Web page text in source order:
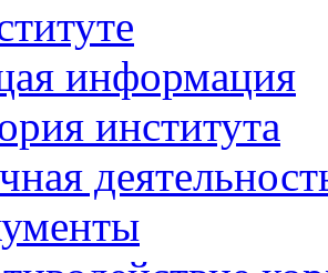
информация
института